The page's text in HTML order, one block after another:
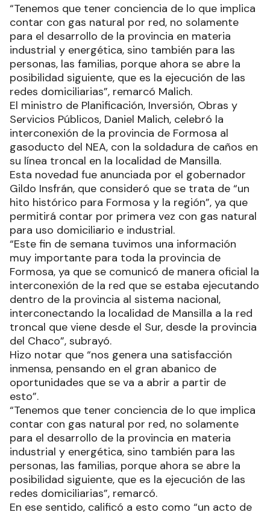
“Tenemos que tener conciencia de lo que implica
contar con gas natural por red, no solamente
para el desarrollo de la provincia en materia
industrial y energética, sino también para las
personas, las familias, porque ahora se abre la
posibilidad siguiente, que es la ejecución de las
redes domiciliarias”, remarcó Malich.
El ministro de Planificación, Inversión, Obras y
Servicios Públicos, Daniel Malich, celebró la
interconexión de la provincia de Formosa al
gasoducto del NEA, con la soldadura de caños en
su línea troncal en la localidad de Mansilla.
Esta novedad fue anunciada por el gobernador
Gildo Insfrán, que consideró que se trata de “un
hito histórico para Formosa y la región”, ya que
permitirá contar por primera vez con gas natural
para uso domiciliario e industrial.
“Este fin de semana tuvimos una información
muy importante para toda la provincia de
Formosa, ya que se comunicó de manera oficial la
interconexión de la red que se estaba ejecutando
dentro de la provincia al sistema nacional,
interconectando la localidad de Mansilla a la red
troncal que viene desde el Sur, desde la provincia
del Chaco”, subrayó.
Hizo notar que “nos genera una satisfacción
inmensa, pensando en el gran abanico de
oportunidades que se va a abrir a partir de
esto”.
“Tenemos que tener conciencia de lo que implica
contar con gas natural por red, no solamente
para el desarrollo de la provincia en materia
industrial y energética, sino también para las
personas, las familias, porque ahora se abre la
posibilidad siguiente, que es la ejecución de las
redes domiciliarias”, remarcó.
En ese sentido, calificó a esto como “un acto de